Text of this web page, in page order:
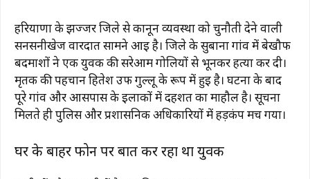
हरियाणा के झज्जर जिले से कानून व्यवस्था को चुनौती देने वाली
सनसनीखेज वारदात सामने आई है। जिले के सुबाना गांव में बेखौफ
बदमाशों ने एक युवक की सरेआम गोलियों से भूनकर हत्या कर दी।
मृतक की पहचान हितेश उर्फ गुल्लू के रूप में हुई है। घटना के बाद
पूरे गांव और आसपास के इलाकों में दहशत का माहौल है। सूचना
मिलते ही पुलिस और प्रशासनिक अधिकारियों में हड़कंप मच गया।
घर के बाहर फोन पर बात कर रहा था युवक